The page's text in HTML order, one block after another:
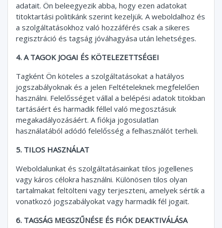
adatait. Ön beleegyezik abba, hogy ezen adatokat
titoktartási politikánk szerint kezeljük. A weboldalhoz és
a szolgáltatásokhoz való hozzáférés csak a sikeres
regisztráció és tagság jóváhagyása után lehetséges.
4. A TAGOK JOGAI ÉS KÖTELEZETTSÉGEI
Tagként Ön köteles a szolgáltatásokat a hatályos
jogszabályoknak és a jelen Feltételeknek megfelelően
használni. Felelősséget vállal a belépési adatok titokban
tartásáért és harmadik féllel való megosztásuk
megakadályozásáért. A fiókja jogosulatlan
használatából adódó felelősség a felhasználót terheli.
5. TILOS HASZNÁLAT
Weboldalunkat és szolgáltatásainkat tilos jogellenes
vagy káros célokra használni. Különösen tilos olyan
tartalmakat feltölteni vagy terjeszteni, amelyek sértik a
vonatkozó jogszabályokat vagy harmadik fél jogait.
6. TAGSÁG MEGSZŰNÉSE ÉS FIÓK DEAKTIVÁLÁSA